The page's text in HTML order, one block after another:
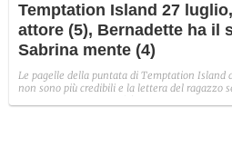
Temptation Island 27
attore (5), Bernadette ha il
Sabrina mente (4)
Le pagelle della puntata di Temptation Island
non sono più credibili e la lettera del ragazzo